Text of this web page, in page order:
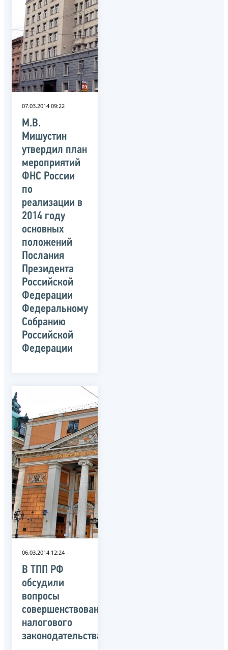
07.03.2014 09:22
М.В.
Мишустин
утвердил план
мероприятий
ФНС России
по
реализации в
2014 году
основных
положений
Послания
Президента
Российской
Федерации
Федеральному
Собранию
Российской
Федерации
06.03.2014 12:24
В ТПП РФ
обсудили
вопросы
совершенствования
налогового
законодательства